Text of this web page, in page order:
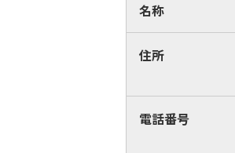
名称
住所
電話番号